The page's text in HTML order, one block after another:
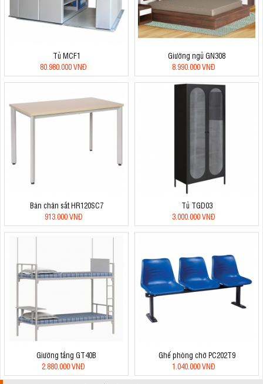
Tủ MCF1
80.980.000 VNĐ
Giường ngủ GN308
8.990.000 VNĐ
Bàn chân sắt HR120SC7
913.000 VNĐ
Tủ TGD03
3.000.000 VNĐ
Giường tầng GT40B
2.880.000 VNĐ
Ghế phòng chờ PC202T9
1.040.000 VNĐ